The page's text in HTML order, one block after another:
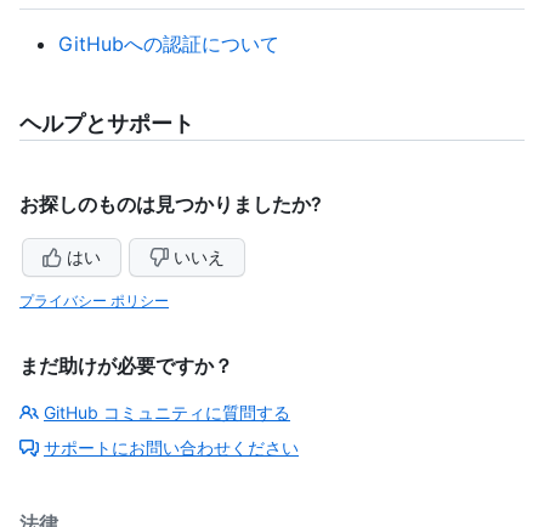
GitHubへの認証について
ヘルプとサポート
お探しのものは見つかりましたか?
はい いいえ
プライバシー ポリシー
まだ助けが必要ですか？
GitHub コミュニティに質問する
サポートにお問い合わせください